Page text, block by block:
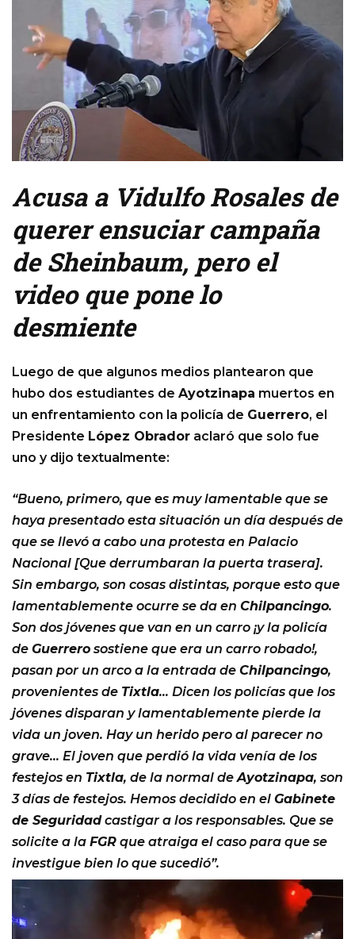
Acusa a Vidulfo Rosales de
querer ensuciar campaña
de Sheinbaum, pero el
video que pone lo
desmiente
Luego de que algunos medios plantearon que
hubo dos estudiantes de Ayotzinapa muertos en
un enfrentamiento con la policía de Guerrero, el
Presidente López Obrador aclaró que solo fue
uno y dijo textualmente:
“Bueno, primero, que es muy lamentable que se
haya presentado esta situación un día después de
que se llevó a cabo una protesta en Palacio
Nacional [Que derrumbaran la puerta trasera].
Sin embargo, son cosas distintas, porque esto que
lamentablemente ocurre se da en Chilpancingo.
Son dos jóvenes que van en un carro ¡y la policía
de Guerrero sostiene que era un carro robado!,
pasan por un arco a la entrada de Chilpancingo,
provenientes de Tixtla… Dicen los policías que los
jóvenes disparan y lamentablemente pierde la
vida un joven. Hay un herido pero al parecer no
grave… El joven que perdió la vida venía de los
festejos en Tixtla, de la normal deAyotzinapa, son
3 días de festejos. Hemos decidido en el Gabinete
de Seguridadcastigar a los responsables. Que se
solicite a la FGR que atraiga el caso para que se
investigue bien lo que sucedió”.